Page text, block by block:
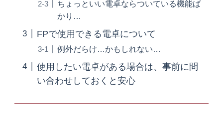
ちょっといい電卓ならついている機能ば
かり…
FPで使用できる電卓について
例外だらけ…かもしれない…
使用したい電卓がある場合は、事前に問
い合わせしておくと安心